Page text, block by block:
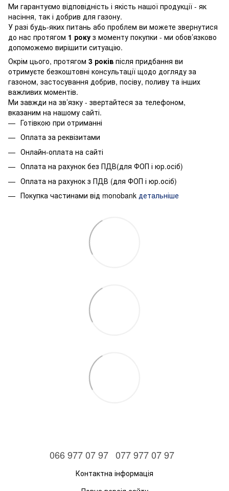
Ми гарантуємо відповідність і якість нашої продукції - як
насіння, так і добрив для газону.
У разі будь-яких питань або проблем ви можете звернутися
до нас протягом 1 року з моменту покупки - ми обов’язково
допоможемо вирішити ситуацію.
Окрім цього, протягом 3 років після придбання ви
отримуєте безкоштовні консультації щодо догляду за
газоном, застосування добрив, посіву, поливу та інших
важливих моментів.
Ми завжди на зв’язку - звертайтеся за телефоном,
вказаним на нашому сайті.
Готівкою при отриманні
Оплата за реквізитами
Онлайн-оплата на сайті
Оплата на рахунок без ПДВ(для ФОП і юр.осіб)
Оплата на рахунок з ПДВ (для ФОП і юр.осіб)
Покупка частинами від monobank детальніше
066 977 07 97 077 977 07 97
Контактна інформація